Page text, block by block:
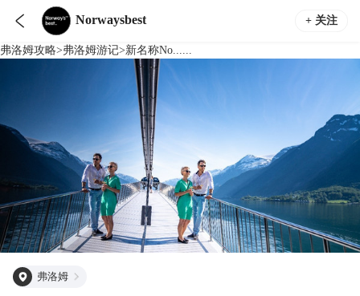
 Norwaysbest + 关注
弗洛姆攻略>弗洛姆游记>新名称No......
弗洛姆